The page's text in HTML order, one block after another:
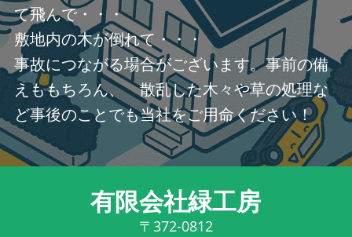
て飛んで・・・
敷地内の木が倒れて・・・
事故につながる場合がございます。事前の備
えももちろん、 散乱した木々や草の処理な
ど事後のことでも当社をご用命ください！
有限会社緑工房
〒372-0812